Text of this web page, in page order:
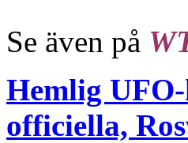
Se även på
Hemlig
officiella,